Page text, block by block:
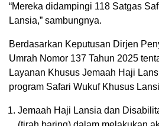
“Mereka didampingi 118 Satgas
Lansia,” sambungnya.
Berdasarkan Keputusan Dirjen
Umrah Nomor 137 Tahun 2025
Layanan Khusus Jemaah Haji
program Safari Wukuf Khusus
Jemaah Haji Lansia dan